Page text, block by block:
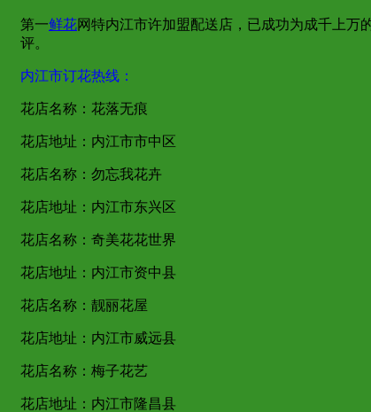
第一鲜花网特内江市许加盟配送店，已成功为成千上万
评。
内江市订花热线：
花店名称：花落无痕
花店地址：内江市市中区
花店名称：勿忘我花卉
花店地址：内江市东兴区
花店名称：奇美花花世界
花店地址：内江市资中县
花店名称：靓丽花屋
花店地址：内江市威远县
花店名称：梅子花艺
花店地址：内江市隆昌县